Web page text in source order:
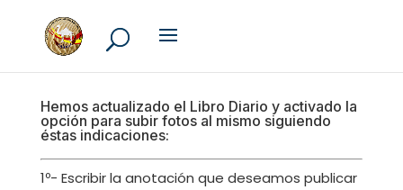
Hemos actualizado el Libro Diario y activado la
opción para subir fotos al mismo siguiendo
éstas indicaciones:
1º- Escribir la anotación que deseamos publicar